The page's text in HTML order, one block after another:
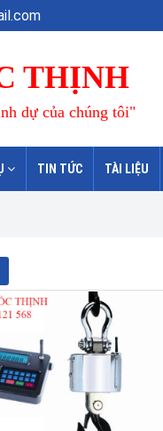
THỊNH
dự của chúng tôi"
TIN TỨC TÀI LIỆU